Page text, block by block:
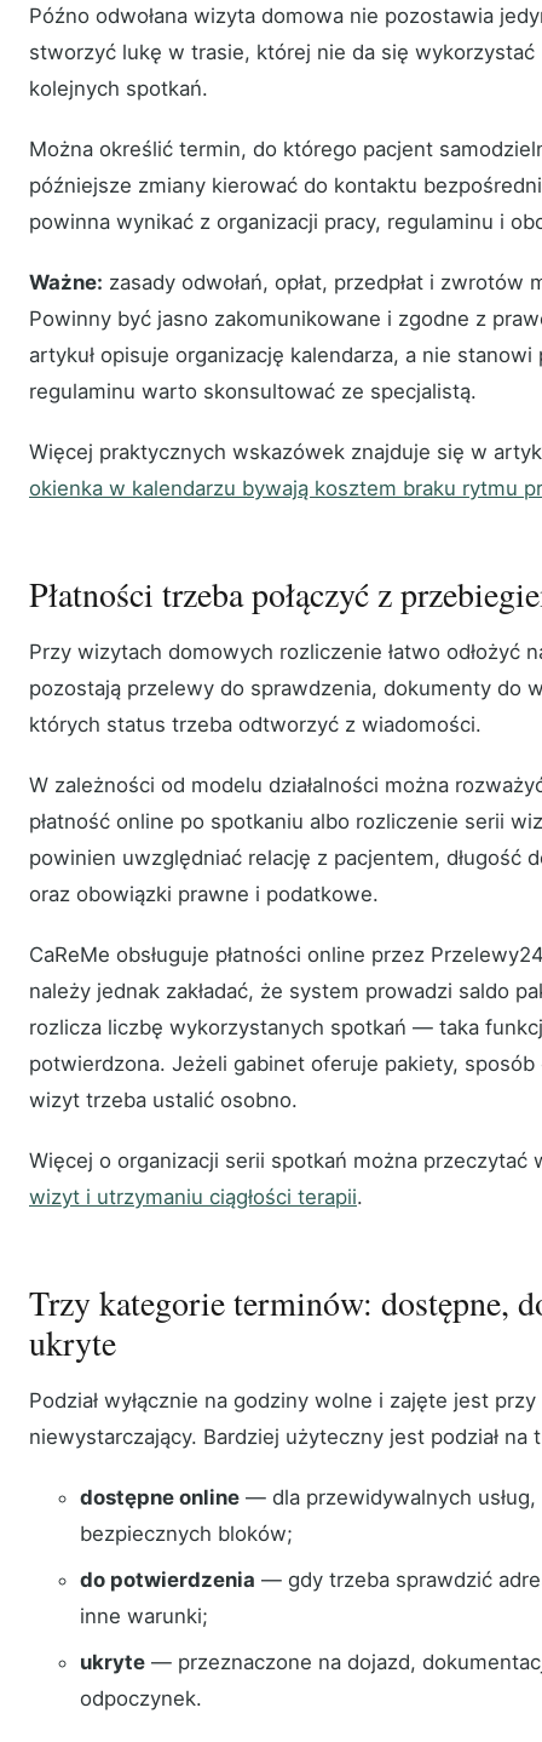
Późno odwołana wizyta domowa nie pozostawia
stworzyć lukę w trasie, której nie da się wykorzystać
kolejnych spotkań.
Można określić termin, do którego pacjent
późniejsze zmiany kierować do kontaktu
powinna wynikać z organizacji pracy, regulaminu i
Ważne: zasady odwołań, opłat, przedpłat i zwrotów
Powinny być jasno zakomunikowane i zgodne z
artykuł opisuje organizację kalendarza, a nie
regulaminu warto skonsultować ze specjalistą.
Więcej praktycznych wskazówek znajduje się w
okienka w kalendarzu bywają kosztem braku rytmu
Płatności trzeba połączyć z
Przy wizytach domowych rozliczenie łatwo odłożyć
pozostają przelewy do sprawdzenia, dokumenty do
których status trzeba odtworzyć z wiadomości.
W zależności od modelu działalności można
płatność online po spotkaniu albo rozliczenie serii
powinien uwzględniać relację z pacjentem, długość
oraz obowiązki prawne i podatkowe.
CaReMe obsługuje płatności online przez
należy jednak zakładać, że system prowadzi saldo
rozlicza liczbę wykorzystanych spotkań — taka
potwierdzona. Jeżeli gabinet oferuje pakiety,
wizyt trzeba ustalić osobno.
Więcej o organizacji serii spotkań można przeczytać
wizyt i utrzymaniu ciągłości terapii.
Trzy kategorie terminów: dostępne,
ukryte
Podział wyłącznie na godziny wolne i zajęte jest
niewystarczający. Bardziej użyteczny jest podział na
dostępne online— dla przewidywalnych usług,
bezpiecznych bloków;
do potwierdzenia — gdy trzeba sprawdzić
inne warunki;
ukryte— przeznaczone na dojazd,
odpoczynek.